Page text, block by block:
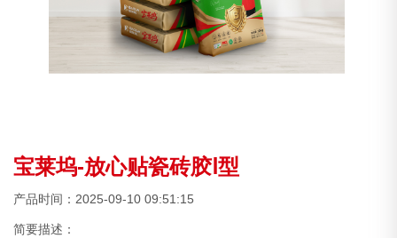
宝莱坞-放心贴瓷砖胶Ⅰ型
产品时间：2025-09-10 09:51:15
简要描述：